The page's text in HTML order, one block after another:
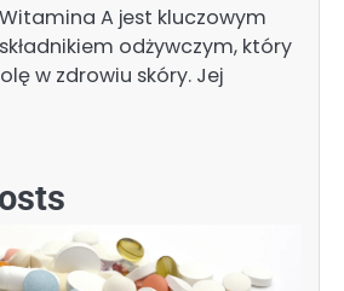
Witamina A jest kluczowym
składnikiem odżywczym, który
w zdrowiu skóry. Jej